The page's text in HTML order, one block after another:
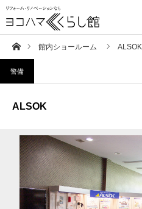
ホーム館内ショールーム ALSOK
警備
ALSOK
ヨコハマくらし館について
イベント情報
リフォーム・住宅設備用語集
リフォームの流れ